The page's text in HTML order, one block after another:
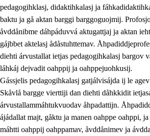
pedagogihklasj, didaktihkalasj ja
baktu ja gå aktan barggi barggoguojmij.
åvddånibme dáhpáduvvá aktugattjaj ja aktan
gájbbet aktelasj ådåstuhttemav.
diehti árvustallat ietjas pedagogihkalasj bargov
láhkáj dejvadit oahppij ja oahppejuohkusij.
Gássjelis pedagogihkalasj gatjálvisájda ij le
Skåvlå bargge vierttiji dan diehti dåhkkidit
árvustallammáhtukvuodav åhpadattijn.
ájádallat majt, gåktu ja manen oahppe oahppi,
máhtti oahppij oahppamav, åvddånimev ja